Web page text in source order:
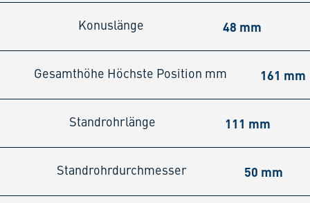
Konuslänge 48 mm
Gesamthöhe Höchste Position mm 161 mm
Standrohrlänge 111 mm
Standrohrdurchmesser 50 mm